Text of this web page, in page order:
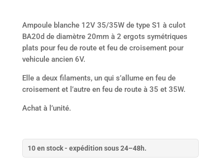
Ampoule blanche 12V 35/35W de type S1 à culot
BA20d de diamètre 20mm à 2 ergots symétriques
plats pour feu de route et feu de croisement pour
vehicule ancien 6V.
Elle a deux filaments, un qui s’allume en feu de
croisement et l’autre en feu de route à 35 et 35W.
Achat à l’unité.
10 en stock - expédition sous 24–48h.